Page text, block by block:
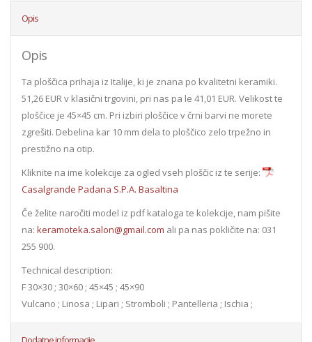
Opis
Opis
Ta ploščica prihaja iz Italije, ki je znana po kvalitetni keramiki.
51,26 EUR v klasični trgovini, pri nas pa le 41,01 EUR. Velikost te
ploščice je 45×45 cm. Pri izbiri ploščice v črni barvi ne morete
zgrešiti. Debelina kar 10 mm dela to ploščico zelo trpežno in
prestižno na otip.
Kliknite na ime kolekcije za ogled vseh ploščic iz te serije:
Casalgrande Padana S.P.A. Basaltina
Če želite naročiti model iz pdf kataloga te kolekcije, nam pišite
na: keramoteka.salon@gmail.com ali pa nas pokličite na: 031
255 900.
Technical description:
F 30×30 ; 30×60 ; 45×45 ; 45×90
Vulcano ; Linosa ; Lipari ; Stromboli ; Pantelleria ; Ischia ;